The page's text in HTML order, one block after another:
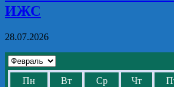
ИЖС
28.07.2026
Пн Вт Ср Чт